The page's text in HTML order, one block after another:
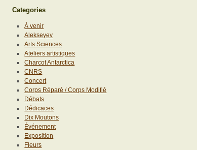
Categories
À venir
Alekseyev
Arts Sciences
Ateliers artistiques
Charcot Antarctica
CNRS
Concert
Corps Réparé / Corps Modifié
Débats
Dédicaces
Dix Moutons
Événement
Exposition
Fleurs